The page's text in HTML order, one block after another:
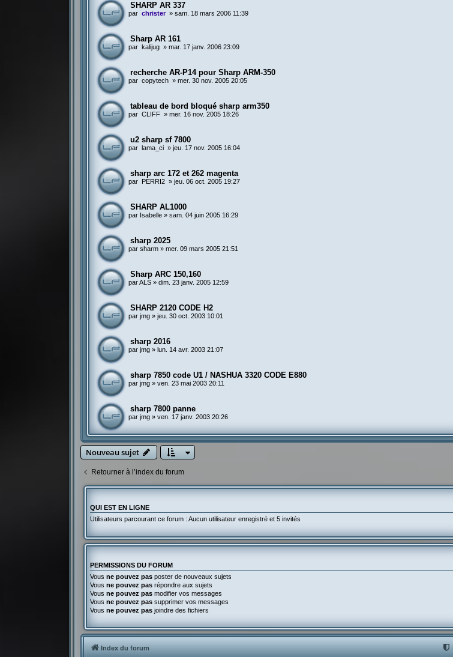
SHARP AR 337
par christer »sam. 18 mars 2006 11:39
Sharp AR 161
par kalijug »mar. 17 janv. 2006 23:09
recherche AR-P14 pour Sharp ARM-350
par copytech »mer. 30 nov. 2005 20:05
tableau de bord bloqué sharp arm350
par CLIFF »mer. 16 nov. 2005 18:26
u2 sharp sf 7800
par lama_ci »jeu. 17 nov. 2005 16:04
sharp arc 172 et 262 magenta
par PERRI2 »jeu. 06 oct. 2005 19:27
SHARP AL1000
par Isabelle »sam. 04 juin 2005 16:29
sharp 2025
parsharm »mer. 09 mars 2005 21:51
Sharp ARC 150,160
parALS »dim. 23 janv. 2005 12:59
SHARP 2120 CODE H2
parjmg »jeu. 30 oct. 2003 10:01
sharp 2016
parjmg » lun. 14 avr. 2003 21:07
sharp 7850 code U1 / NASHUA 3320 CODE E880
parjmg »ven. 23 mai 2003 20:11
sharp 7800 panne
parjmg »ven. 17 janv. 2003 20:26
Nouveau sujet
Retourner à l’index du forum
QUI EST EN LIGNE
Utilisateurs parcourant ce forum : Aucun utilisateur enregistré et 5 invités
PERMISSIONS DU FORUM
Vousne pouvez pas poster de nouveaux sujets
Vousne pouvez pas répondre aux sujets
Vousne pouvez pas modifier vos messages
Vousne pouvez pas supprimer vos messages
Vousne pouvez pas joindre des fichiers
Index du forum